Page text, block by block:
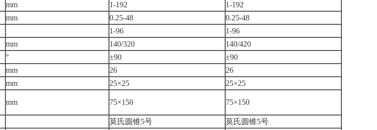
mm 1-192
1-192
mm 0.25-48
0.25-48
1-96
1-96
mm 140/320
140/420
° ±90
±90
mm 26
26
mm 25×25
25×25
mm 75×150 75×150
莫氏圆锥5号
莫氏圆锥5号